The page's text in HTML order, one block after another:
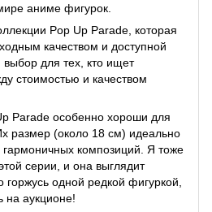
аниме фигурок.
Pop Up Parade, которая
качеством и доступной
для тех, кто ищет
стоимостью и качеством
Parade особенно хороши для
размер (около 18 см) идеально
гармоничных композиций. Я тоже
серии, и она выглядит
одной редкой фигуркой,
на аукционе!